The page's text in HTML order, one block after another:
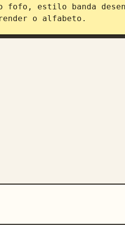
fofo, estilo banda
o alfabeto.